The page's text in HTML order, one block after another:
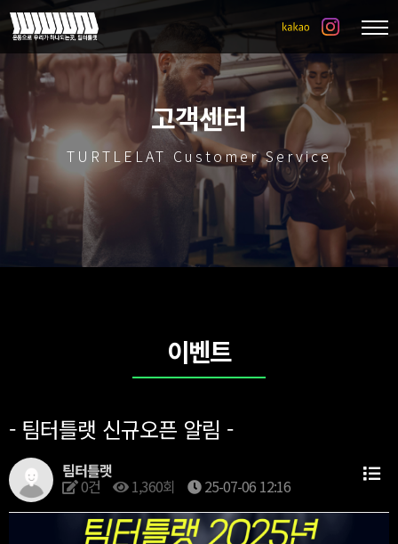
고객센터
TURTLELAT Customer Service
이벤트
- 팀터틀랫 신규오픈 알림 -
팀터틀랫
0건 1,360회 25-07-06 12:16